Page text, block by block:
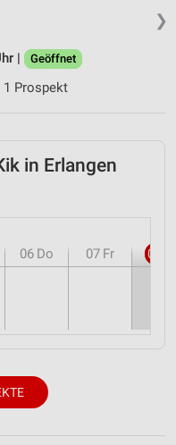
❯
|
Geöffnet
1 Prospekt
in Erlangen
06 Do 07 Fr 08